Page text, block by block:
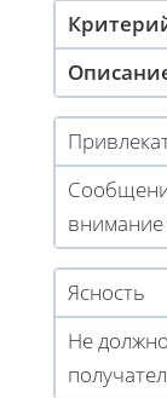
внимание
Ясность
Не